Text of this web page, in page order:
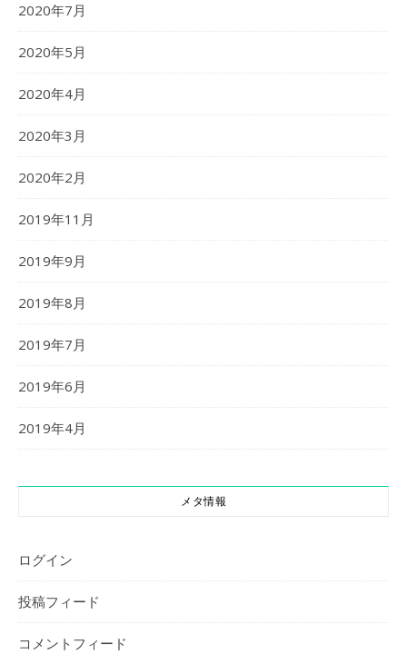
2020年7月
2020年5月
2020年4月
2020年3月
2020年2月
2019年11月
2019年9月
2019年8月
2019年7月
2019年6月
2019年4月
メタ情報
ログイン
投稿フィード
コメントフィード